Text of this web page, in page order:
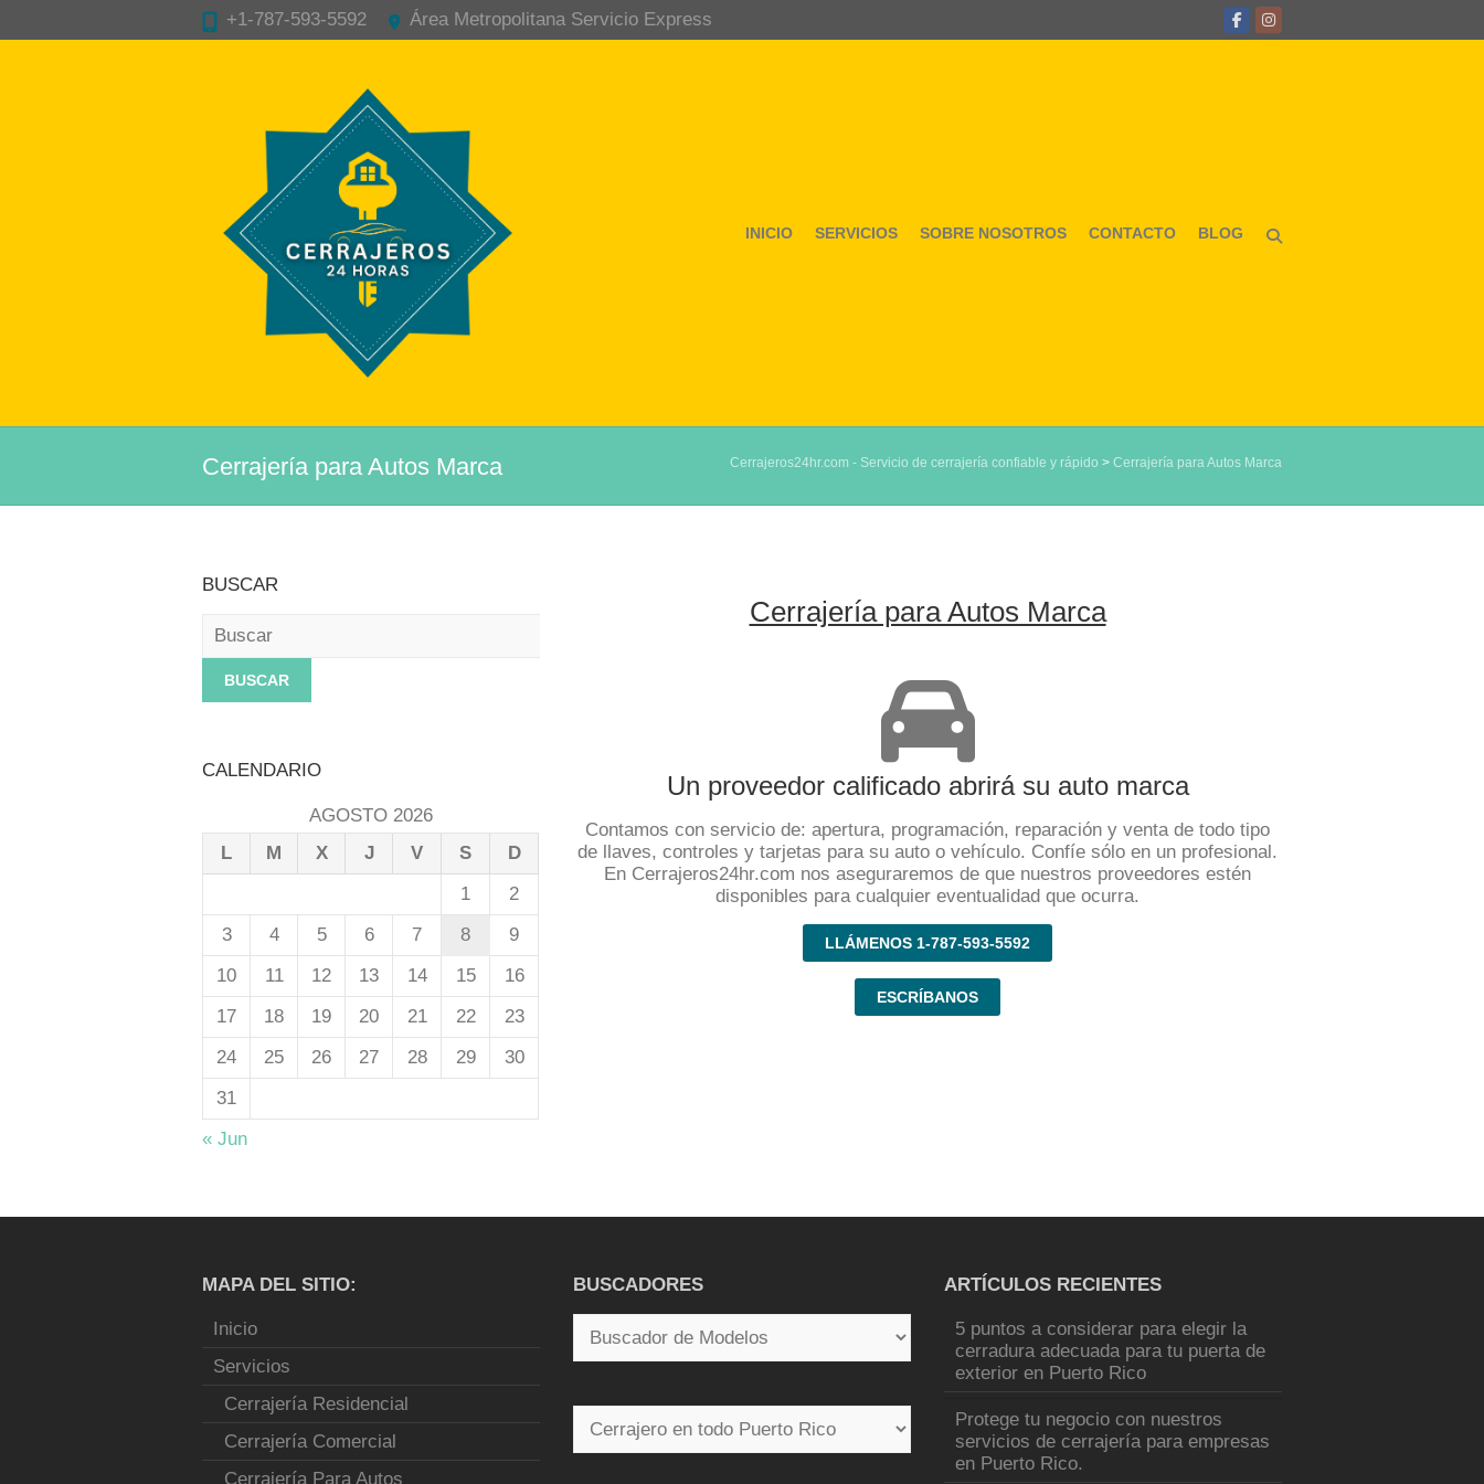
+1-787-593-5592 Área Metropolitana Servicio Express
INICIO SERVICIOS SOBRE NOSOTROS CONTACTO BLOG
Cerrajeros24hr.com - Servicio de cerrajería confiable y rápido > Cerrajería para Autos Marca
Cerrajería para Autos Marca
Cerrajería para Autos Marca
Un proveedor calificado abrirá su auto marca
Contamos con servicio de: apertura, programación, reparación y venta de todo tipo
de llaves, controles y tarjetas para su auto o vehículo. Confíe sólo en un profesional.
En Cerrajeros24hr.com nos aseguraremos de que nuestros proveedores estén
disponibles para cualquier eventualidad que ocurra.
LLÁMENOS 1-787-593-5592
ESCRÍBANOS
BUSCAR
Buscar
CALENDARIO
AGOSTO 2026
L
M X J V S
D
1
2
3
4 5 6 7 8
9
10
11 12 13 14 15
16
17
18 19 20 21 22
23
24
25 26 27 28 29
30
31
« Jun
MAPA DEL SITIO:
Inicio
Servicios
Cerrajería Residencial
Cerrajería Comercial
Cerrajería Para Autos
BUSCADORES ARTÍCULOS RECIENTES
5 puntos a considerar para elegir la
cerradura adecuada para tu puerta de
exterior en Puerto Rico
Protege tu negocio con nuestros
servicios de cerrajería para empresas
en Puerto Rico.